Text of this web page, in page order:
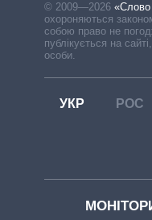
© 2009—2026 «Слово
охороняються
собою право не
публікується на
особи.
УКР РОС